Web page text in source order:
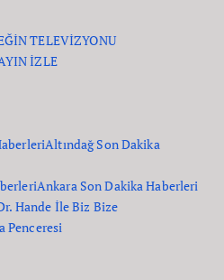
TELEVİZYONU
İZLE
Altındağ Son Dakika
Ankara Son Dakika Haberleri
Hande İle Biz Bize
Penceresi